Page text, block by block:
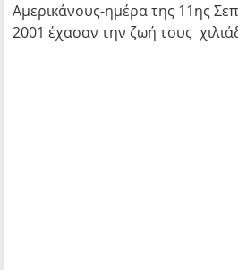
Αμερικάνους-ημέρα της 11ης
2001 έχασαν την ζωή τους